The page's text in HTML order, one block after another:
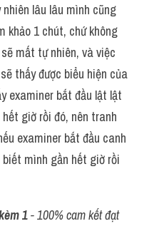
lâu lâu mình cũng
khảo 1 chút, chứ không
mất tự nhiên, và việc
thấy được biểu hiện của
examiner bắt đầu lật lật
giờ rồi đó, nên tranh
examiner bắt đầu canh
mình gần hết giờ rồi
1 - 100% cam kết đạt